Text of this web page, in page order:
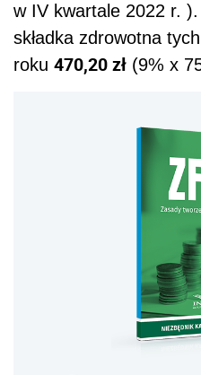
w IV kwartale 2022 r.
składka zdrowotna
roku 470,20 zł (9% x